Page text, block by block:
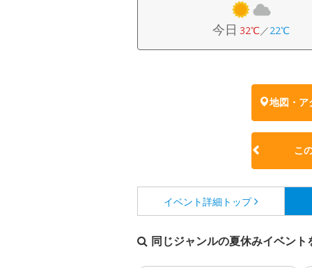
今日 32℃／22℃
地図・ア
こ
イベント詳細 トップ
同じジャンルの夏休みイベント